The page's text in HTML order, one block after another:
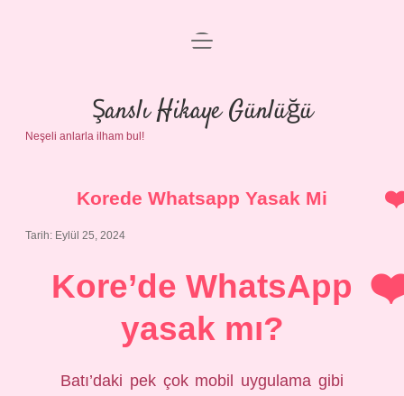
Anasayfa
Gizlilik Politikası
menüyü
Şanslı Hikaye Günlüğü
Neşeli anlarla ilham bul!
Korede Whatsapp Yasak Mi
Tarih: Eylül 25, 2024
Kore’de WhatsApp
yasak mı?
Batı’daki pek çok mobil uygulama gibi